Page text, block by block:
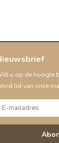
u op de hoogte
lid van onze